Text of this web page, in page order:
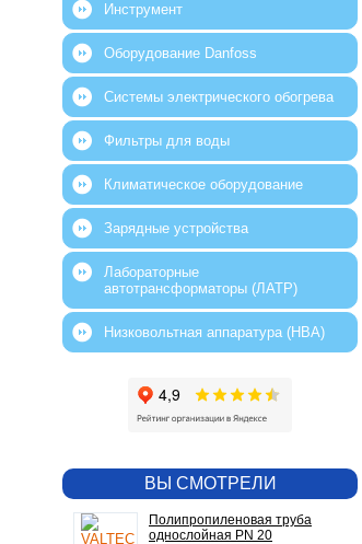
Инструмент
Оборудование Danfoss
Системы электрического обогрева
Фильтры для воды
Климатическое оборудование
Зарядные устройства
Лабораторные
автотрансформаторы (ЛАТР)
Низковольтная аппаратура (НВА)
ВЫ СМОТРЕЛИ
Полипропиленовая труба
однослойная PN 20